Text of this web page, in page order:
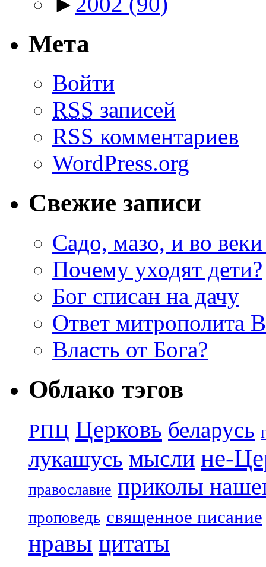
Мета
Войти
RSS записей
RSS комментариев
WordPress.org
Свежие записи
Садо, мазо, и во веки
Почему уходят дети?
Бог списан на дачу
Ответ митрополита
Власть от Бога?
Облако тэгов
РПЦ Церковь беларусь
лукашусь мысли не-
православие приколы
проповедь священное писание
нравы цитаты